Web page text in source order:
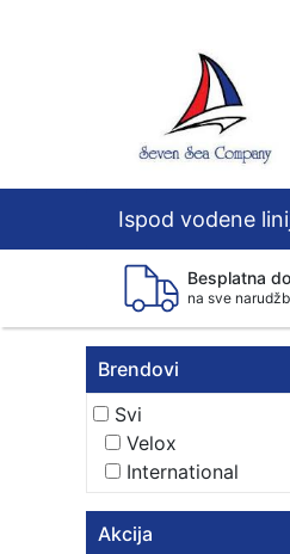
Ispod vodene
Besplatna
na sve
Brendovi
Svi
Velox
International
Akcija